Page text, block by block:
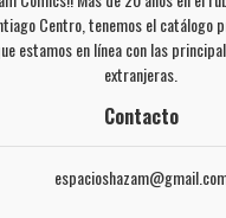
Centro, tenemos el catálogo
estamos en línea con las
extranjeras.
Contacto